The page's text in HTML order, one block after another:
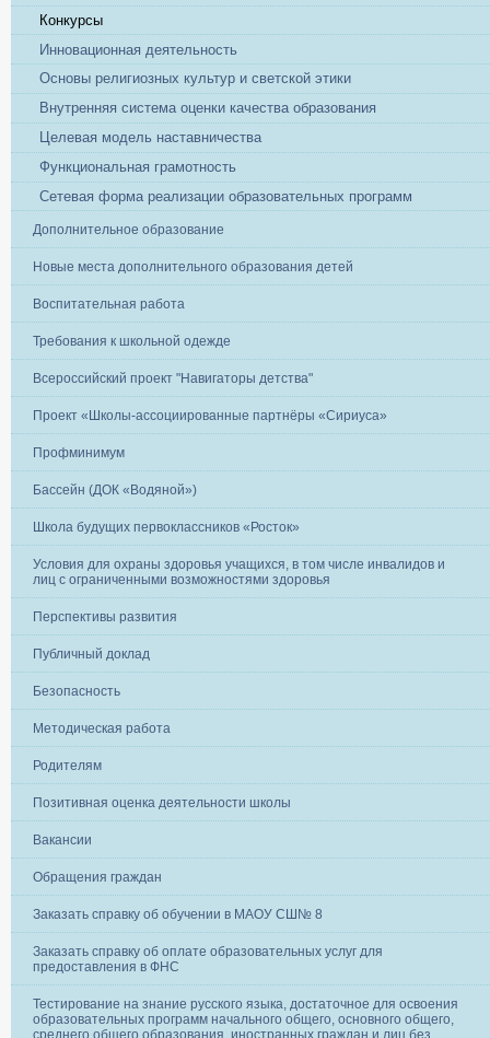
Конкурсы
Инновационная деятельность
Основы религиозных культур и светской этики
Внутренняя система оценки качества образования
Целевая модель наставничества
Функциональная грамотность
Сетевая форма реализации образовательных программ
Дополнительное образование
Новые места дополнительного образования детей
Воспитательная работа
Требования к школьной одежде
Всероссийский проект "Навигаторы детства"
Проект «Школы-ассоциированные партнёры «Сириуса»
Профминимум
Бассейн (ДОК «Водяной»)
Школа будущих первоклассников «Росток»
Условия для охраны здоровья учащихся, в том числе инвалидов и
лиц с ограниченными возможностями здоровья
Перспективы развития
Публичный доклад
Безопасность
Методическая работа
Родителям
Позитивная оценка деятельности школы
Вакансии
Обращения граждан
Заказать справку об обучении в МАОУ СШ№ 8
Заказать справку об оплате образовательных услуг для
предоставления в ФНС
Тестирование на знание русского языка, достаточное для освоения
образовательных программ начального общего, основного общего,